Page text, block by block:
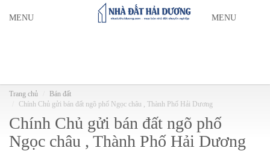
MENU MENU
Trang chủ
Bán đất
Chính Chủ gửi bán đất ngõ phố Ngọc châu , Thành Phố Hải Dương
Chính Chủ gửi bán đất ngõ phố
Ngọc châu , Thành Phố Hải Dương